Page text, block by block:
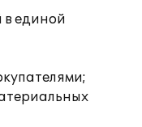
в единой